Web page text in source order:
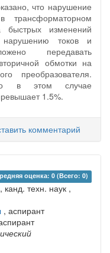
что нарушение
трансформаторном
быстрых изменений
нарушению токов и
передавать
обмотки на
преобразователя.
в этом случае
1.5%.
комментарий
оценка: 0 (Всего: 0)
, канд. техн. наук ,
, аспирант